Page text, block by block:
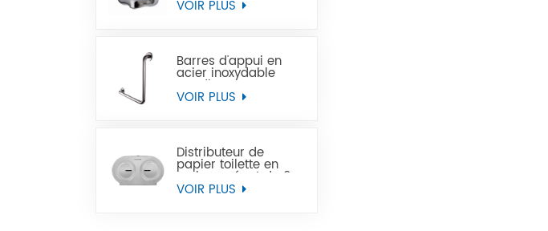
les toilettes
VOIR PLUS
Barres d'appui en
acier inoxydable
Handicap pour
handicapés
VOIR PLUS
Distributeur de
papier toilette en
rouleau géant de 9
pouces, support
VOIR PLUS